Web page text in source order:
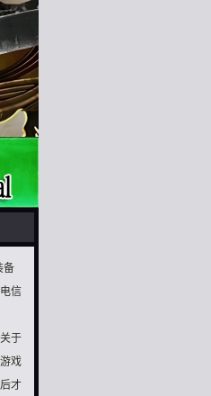
备
信
于
戏
才